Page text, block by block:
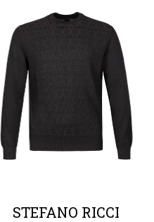
STEFANO RICCI